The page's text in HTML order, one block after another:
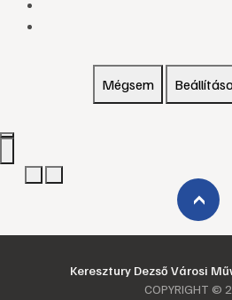
Mégsem
›
Keresztury Dezső Városi
COPYRIGHT ©